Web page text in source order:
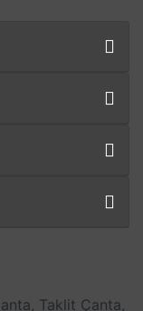
Taklit Çanta,